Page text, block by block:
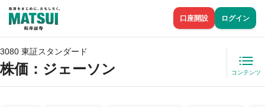
口座開設 ログイン
3080 東証スタンダード
株価 ：ジェーソン コンテンツ